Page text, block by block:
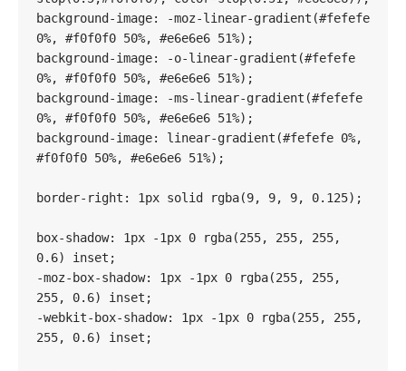
background-image: -moz-linear-gradient(#fefefe
0%, #f0f0f0 50%, #e6e6e6 51%);
background-image: -o-linear-gradient(#fefefe
0%, #f0f0f0 50%, #e6e6e6 51%);
background-image: -ms-linear-gradient(#fefefe
0%, #f0f0f0 50%, #e6e6e6 51%);
background-image: linear-gradient(#fefefe 0%,
#f0f0f0 50%, #e6e6e6 51%);
border-right: 1px solid rgba(9, 9, 9, 0.125);
box-shadow: 1px -1px 0 rgba(255, 255, 255,
0.6) inset;
-moz-box-shadow: 1px -1px 0 rgba(255, 255,
255, 0.6) inset;
-webkit-box-shadow: 1px -1px 0 rgba(255, 255,
255, 0.6) inset;